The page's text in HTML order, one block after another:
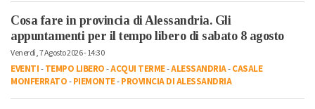
Cosa fare in provincia di Alessandria. Gli
appuntamenti per il tempo libero di sabato 8 agosto
Venerdì, 7 Agosto 2026 - 14:30
EVENTI-TEMPO LIBERO-ACQUI TERME-ALESSANDRIA-CASALE
MONFERRATO-PIEMONTE-PROVINCIA DI ALESSANDRIA